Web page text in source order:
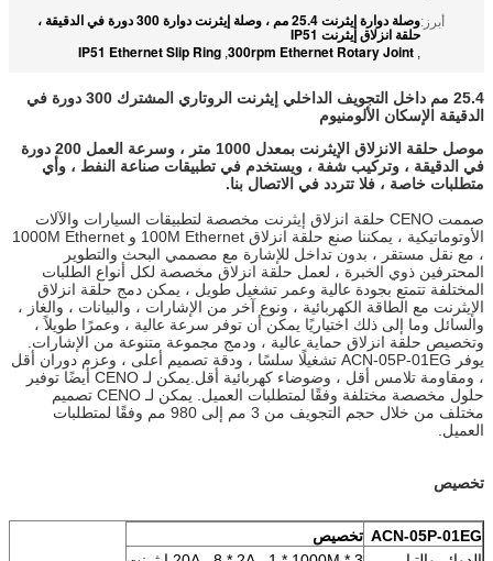
أبرز:
وصلة دوارة إيثرنت 25.4 مم ، وصلة إيثرنت دوارة 300 دورة في الدقيقة ،
حلقة انزلاق إيثرنت IP51
,
300rpm Ethernet Rotary Joint
,
IP51 Ethernet Slip Ring
25.4 مم داخل التجويف الداخلي إيثرنت الروتاري المشترك 300 دورة في
الدقيقة الإسكان الألومنيوم
موصل حلقة الانزلاق الإيثرنت بمعدل 1000 متر ، وسرعة العمل 200 دورة
في الدقيقة ، وتركيب شفة ، ويستخدم في تطبيقات صناعة النفط ، وأي
متطلبات خاصة ، فلا تتردد في الاتصال بنا.
صممت CENO حلقة انزلاق إيثرنت مخصصة لتطبيقات السيارات والآلات
الأوتوماتيكية ، يمكننا صنع حلقة انزلاق 100M Ethernet و 1000M Ethernet
، مع نقل مستقر ، بدون تداخل للإشارة مع مصممي البحث والتطوير
المحترفين ذوي الخبرة ، لعمل حلقة انزلاق مخصصة لكل أنواع الطلبات
المختلفة تتمتع بجودة عالية وعمر تشغيل طويل ، يمكن دمج حلقة انزلاق
الإيثرنت مع الطاقة الكهربائية ، ونوع آخر من الإشارات ، والبيانات ، والغاز ،
والسائل وما إلى ذلك اختياريًا يمكن أن توفر سرعة عالية ، وعمرًا طويلاً ،
وتخصيص حلقة انزلاق حماية عالية ، ودمج مجموعة متنوعة من الإشارات.
يوفر ACN-05P-01EG تشغيلًا سلسًا ، ودقة تصميم أعلى ، وعزم دوران أقل
، ومقاومة تلامس أقل ، وضوضاء كهربائية أقل.يمكن لـ CENO أيضًا توفير
حلول مخصصة مختلفة وفقًا لمتطلبات العميل. يمكن لـ CENO تصميم
مختلف من خلال حجم التجويف من 3 مم إلى 980 مم وفقًا لمتطلبات
العميل.
تخصيص
ACN-05P-01EG تخصيص